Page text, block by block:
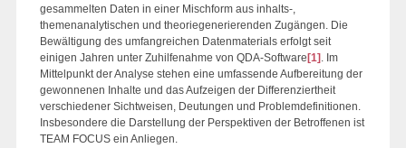
gesammelten Daten in einer Mischform aus inhalts-,
themenanalytischen und theoriegenerierenden Zugängen. Die
Bewältigung des umfangreichen Datenmaterials erfolgt seit
einigen Jahren unter Zuhilfenahme von QDA-Software[1] . Im
Mittelpunkt der Analyse stehen eine umfassende Aufbereitung der
gewonnenen Inhalte und das Aufzeigen der Differenziertheit
verschiedener Sichtweisen, Deutungen und Problemdefinitionen.
Insbesondere die Darstellung der Perspektiven der Betroffenen ist
TEAM FOCUS ein Anliegen.